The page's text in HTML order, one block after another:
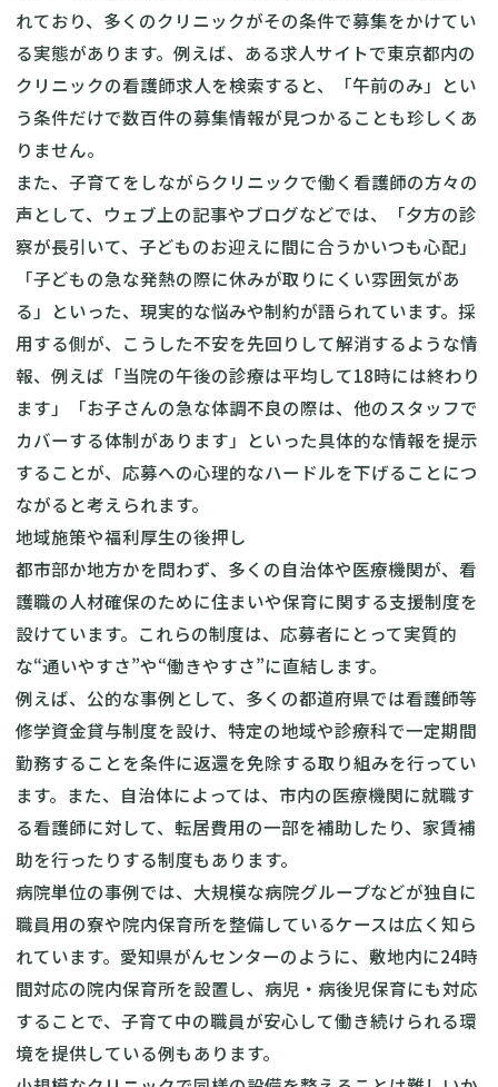
れており、多くのクリニックがその条件で募集をかけてい
る実態があります。例えば、ある求人サイトで東京都内の
クリニックの看護師求人を検索すると、「午前のみ」とい
う条件だけで数百件の募集情報が見つかることも珍しくあ
りません。
また、子育てをしながらクリニックで働く看護師の方々の
声として、ウェブ上の記事やブログなどでは、「夕方の診
察が長引いて、子どものお迎えに間に合うかいつも心配」
「子どもの急な発熱の際に休みが取りにくい雰囲気があ
る」といった、現実的な悩みや制約が語られています。採
用する側が、こうした不安を先回りして解消するような情
報、例えば「当院の午後の診療は平均して18時には終わり
ます」「お子さんの急な体調不良の際は、他のスタッフで
カバーする体制があります」といった具体的な情報を提示
することが、応募への心理的なハードルを下げることにつ
ながると考えられます。
地域施策や福利厚生の後押し
都市部か地方かを問わず、多くの自治体や医療機関が、看
護職の人材確保のために住まいや保育に関する支援制度を
設けています。これらの制度は、応募者にとって実質的
な“通いやすさ”や“働きやすさ”に直結します。
例えば、公的な事例として、多くの都道府県では看護師等
修学資金貸与制度を設け、特定の地域や診療科で一定期間
勤務することを条件に返還を免除する取り組みを行ってい
ます。また、自治体によっては、市内の医療機関に就職す
る看護師に対して、転居費用の一部を補助したり、家賃補
助を行ったりする制度もあります。
病院単位の事例では、大規模な病院グループなどが独自に
職員用の寮や院内保育所を整備しているケースは広く知ら
れています。愛知県がんセンターのように、敷地内に24時
間対応の院内保育所を設置し、病児・病後児保育にも対応
することで、子育て中の職員が安心して働き続けられる環
境を提供している例もあります。